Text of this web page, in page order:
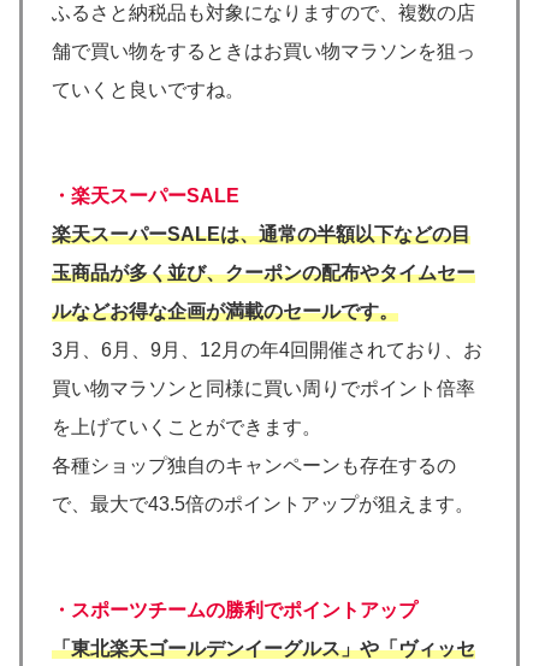
ふるさと納税品も対象になりますので、複数の店
舗で買い物をするときはお買い物マラソンを狙っ
ていくと良いですね。
・楽天スーパーSALE
楽天スーパーSALEは、通常の半額以下などの目
玉商品が多く並び、クーポンの配布やタイムセー
ルなどお得な企画が満載のセールです。
3月、6月、9月、12月の年4回開催されており、お
買い物マラソンと同様に買い周りでポイント倍率
を上げていくことができます。
各種ショップ独自のキャンペーンも存在するの
で、最大で43.5倍のポイントアップが狙えます。
・ スポーツチームの勝利でポイントアップ
「東北楽天ゴールデンイーグルス」や「ヴィッセ